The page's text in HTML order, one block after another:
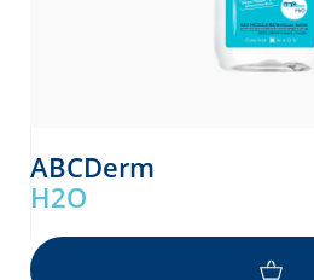
ABCDerm
H2O